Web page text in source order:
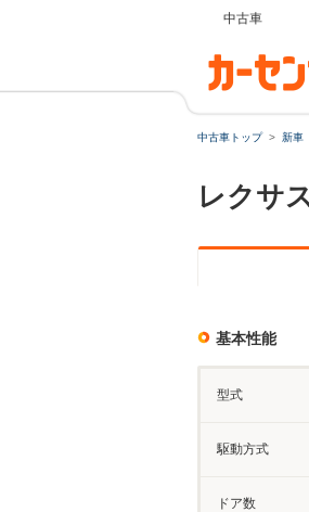
中古車
中古車トップ 新車
レクサ
基本性能
型式
駆動方式
ドア数